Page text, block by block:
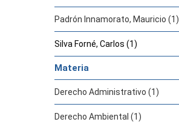
Padrón Innamorato, Mauricio (1)
Silva Forné, Carlos (1)
Materia
Derecho Administrativo (1)
Derecho Ambiental (1)